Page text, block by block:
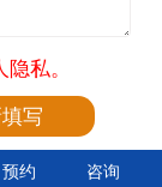
私。
预约 咨询